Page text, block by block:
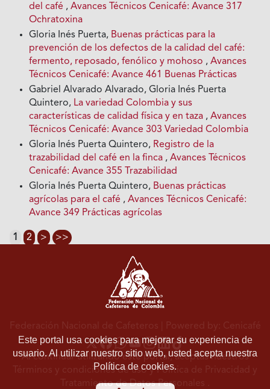
del café ,Avances Técnicos Cenicafé: Avance 317
Ochratoxina
Gloria Inés Puerta, Buenas prácticas para la
prevención de los defectos de la calidad del café:
fermento, reposado, fenólico y mohoso ,Avances
Técnicos Cenicafé: Avance 461 Buenas Prácticas
Gabriel Alvarado Alvarado, Gloria Inés Puerta
Quintero, La variedad Colombia y sus
características de calidad física y en taza ,Avances
Técnicos Cenicafé: Avance 303 Variedad Colombia
Gloria Inés Puerta Quintero, Registro de la
trazabilidad del café en la finca ,Avances Técnicos
Cenicafé: Avance 355 Trazabilidad
Gloria Inés Puerta Quintero, Buenas prácticas
agrícolas para el café ,Avances Técnicos Cenicafé:
Avance 349 Prácticas agrícolas
1 2 > >>
Este portal usa cookies para mejorar su experiencia de
usuario. Al utilizar nuestro sitio web, usted acepta nuestra
Política de cookies.
Federación Nacional de Cafeteros | Powered by: Cenicafé
Al continuar utilizando este portal, aceptas nuestros
Términos y condiciones de usoyPolítica de Privacidad y
Tratamiento de Datos Personales